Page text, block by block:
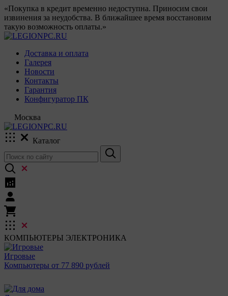
«Покупка в кредит временно недоступна. Приносим свои
извинения за неудобства. В ближайшее время восстановим
такую возможность оплаты.»
Доставка и оплата
Галерея
Новости
Контакты
Гарантия
Конфигуратор ПК
Москва
Каталог
КОМПЬЮТЕРЫ ЭЛЕКТРОНИКА
Игровые
Компьютеры от 77 890 рублей